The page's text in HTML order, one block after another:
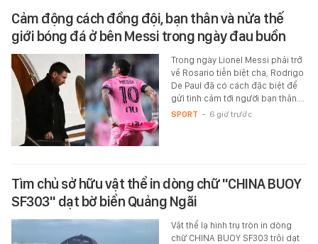
Cảm động cách đồng đội, bạn thân và nửa thế
giới bóng đá ở bên Messi trong ngày đau buồn
Trong ngày Lionel Messi phải trở
về Rosario tiễn biệt cha, Rodrigo
De Paul đã có cách đặc biệt để
gửi tình cảm tới người bạn thân.…
SPORT - 6 giờ trước
Tìm chủ sở hữu vật thể in dòng chữ "CHINA BUOY
SF303" dạt bờ biển Quảng Ngãi
Vật thể lạ hình trụ tròn in dòng
chữ CHINA BUOY SF303 trôi dạt